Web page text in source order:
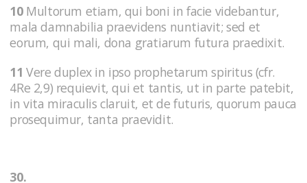
10Multorum etiam, qui boni in facie videbantur,
mala damnabilia praevidens nuntiavit; sed et
eorum, qui mali, dona gratiarum futura praedixit.
11 Vere duplex in ipso prophetarum spiritus (cfr.
4Re 2,9) requievit, qui et tantis, ut in parte patebit,
in vita miraculis claruit, et de futuris, quorum pauca
prosequimur, tanta praevidit.
30.